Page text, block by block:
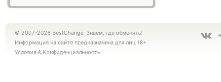
© 2007-2026 BestChange. Знаем, где обменять!
Информация на сайте предназначена для лиц 18+
Условия & Конфиденциальность